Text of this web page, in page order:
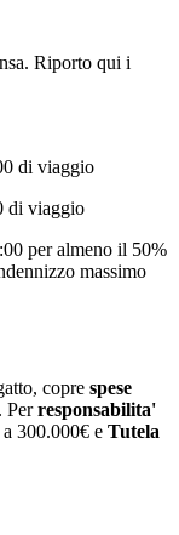
Riporto qui i
di viaggio
di viaggio
per almeno il 50%
massimo
copre spese
Perresponsabilita'
300.000€ e Tutela